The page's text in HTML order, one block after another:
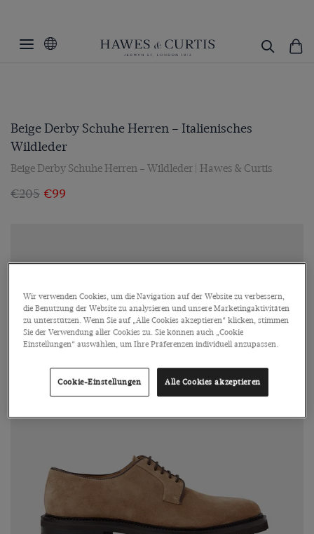
Beige Derby Schuhe Herren – Italienisches
Wildleder
Beige Derby Schuhe Herren – Wildleder | Hawes & Curtis
€205 €99
Wir verwenden Cookies, um die Navigation auf der Website zu verbessern,
die Benutzung der Website zu analysieren und unsere Marketingaktivitäten
zu unterstützen. Wenn Sie auf „Alle Cookies akzeptieren“ klicken, stimmen
Sie der Verwendung aller Cookies zu. Sie können auch „Cookie
Einstellungen“ auswählen, um Ihre Präferenzen individuell anzupassen.
Cookie-Einstellungen Alle Cookies akzeptieren